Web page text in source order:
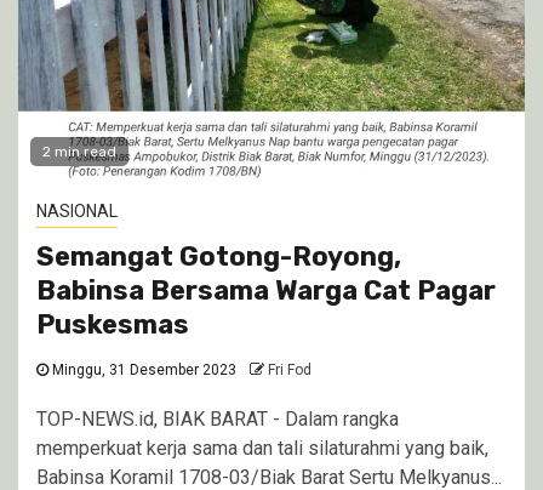
2 min read
NASIONAL
Semangat Gotong-Royong,
Babinsa Bersama Warga Cat Pagar
Puskesmas
Minggu, 31 Desember 2023 Fri Fod
TOP-NEWS.id, BIAK BARAT - Dalam rangka
memperkuat kerja sama dan tali silaturahmi yang baik,
Babinsa Koramil 1708-03/Biak Barat Sertu Melkyanus...